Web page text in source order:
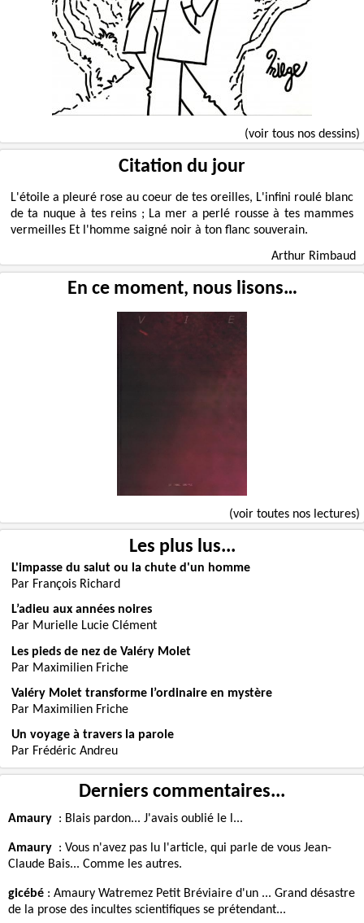
(voir tous nos dessins)
Citation du jour
L'étoile a pleuré rose au coeur de tes oreilles, L'infini roulé blanc
de ta nuque à tes reins ; La mer a perlé rousse à tes mammes
vermeilles Et l'homme saigné noir à ton flanc souverain.
Arthur Rimbaud
En ce moment, nous lisons…
(voir toutes nos lectures)
Les plus lus...
L'impasse du salut ou la chute d'un homme
Par François Richard
L’adieu aux années noires
Par Murielle Lucie Clément
Les pieds de nez de Valéry Molet
Par Maximilien Friche
Valéry Molet transforme l’ordinaire en mystère
Par Maximilien Friche
Un voyage à travers la parole
Par Frédéric Andreu
Derniers commentaires...
Amaury : Blais pardon... J'avais oublié le l...
Amaury : Vous n'avez pas lu l'article, qui parle de vous Jean-
Claude Bais... Comme les autres.
gicébé: Amaury Watremez Petit Bréviaire d'un ... Grand désastre
de la prose des incultes scientifiques se prétendant...